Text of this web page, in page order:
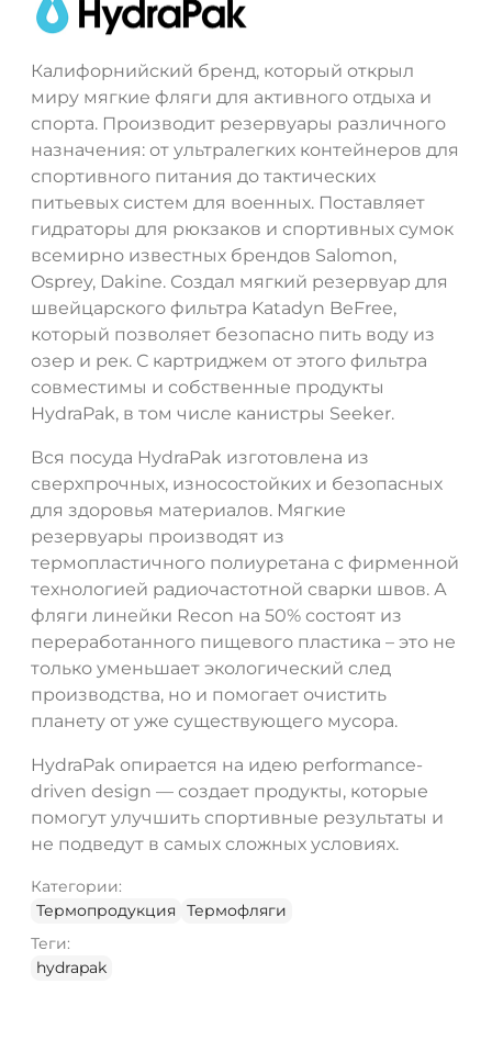
Калифорнийский бренд, который открыл
миру мягкие фляги для активного отдыха и
спорта. Производит резервуары различного
назначения: от ультралегких контейнеров для
спортивного питания до тактических
питьевых систем для военных. Поставляет
гидраторы для рюкзаков и спортивных сумок
всемирно известных брендов Salomon,
Osprey, Dakine. Создал мягкий резервуар для
швейцарского фильтра Katadyn BeFree,
который позволяет безопасно пить воду из
озер и рек. С картриджем от этого фильтра
совместимы и собственные продукты
HydraPak, в том числе канистры Seeker.
Вся посуда HydraPak изготовлена ​​из
сверхпрочных, износостойких и безопасных
для здоровья материалов. Мягкие
резервуары производят из
термопластичного полиуретана с фирменной
технологией радиочастотной сварки швов. А
фляги линейки Recon на 50% состоят из
переработанного пищевого пластика – это не
только уменьшает экологический след
производства, но и помогает очистить
планету от уже существующего мусора.
HydraPak опирается на идею performance-
driven design — создает продукты, которые
помогут улучшить спортивные результаты и
не подведут в самых сложных условиях.
Категории:
Термопродукция
Термофляги
Теги:
hydrapak
ДА НЕТ